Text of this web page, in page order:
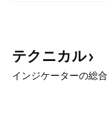
テクニカル
インジケーターの総